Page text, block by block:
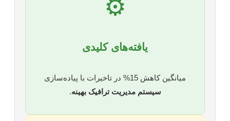
⚙️
یافته‌های کلیدی
میانگین کاهش 15% در تاخیرات با پیاده‌سازی
سیستم مدیریت ترافیک بهینه.